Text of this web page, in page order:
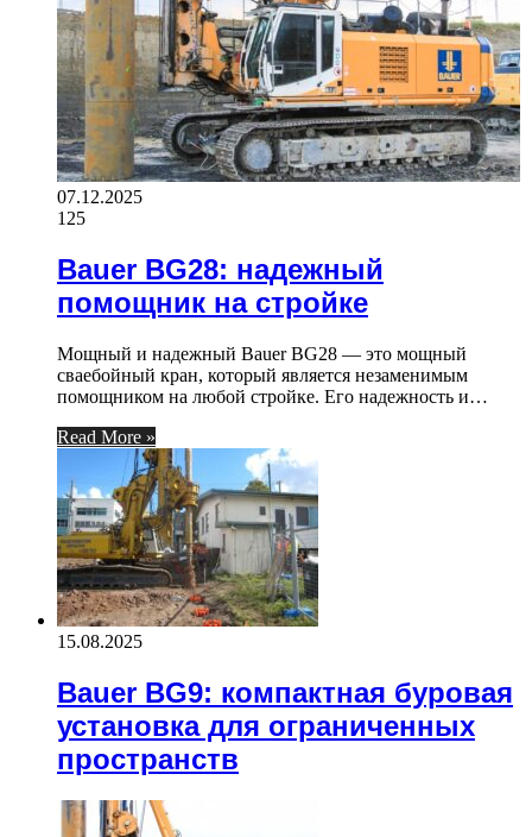
07.12.2025
125
Bauer BG28: надежный
помощник на стройке
Мощный и надежный Bauer BG28 — это мощный
сваебойный кран, который является незаменимым
помощником на любой стройке. Его надежность и…
Read More »
15.08.2025
Bauer BG9: компактная буровая
установка для ограниченных
пространств